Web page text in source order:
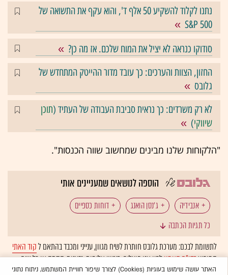
נתנו לקלוד להשקיע 50 אלף ד', והוא עקף את התשואה של
S&P 500
סודוקו כנראה לא יציל את המוח שלכם. אז מה כן?
החזון, הצוות והערכים: כך עובד מדור ההייטק המתחדש של
גלובס
לא רק משרדים: כך נראית סביבת העבודה של העתיד (תוכן
שיווקי)
"הלקוחות שלנו מבינים שמחשוב שווה הכנסות".
הוספה לנושאים שמעניינים אותי
אנבידיה ג'נסן הואנג דוחות כספיים
טכנולוגיה: ענקיות הטכנולוגיה
טכנולוגיה: שבבים
כל תגיות הכתבה
לתשומת לבכם: מערכת גלובס חותרת לשיח מגוון, ענייני ומכבד בהתאם לקוד האתי
המופיעבדו"ח האמוןלפיו אנו פועלים. ביטויי אלימות, גזענות, הסתה או כל שיח
בלתי הולם אחר מסוננים בצורהאוטומטיתולא יפורסמו באתר.
האתר עושה שימוש בעוגיות (Cookies) לצורך שיפור חוויית המשתמש, ניתוח נתוני